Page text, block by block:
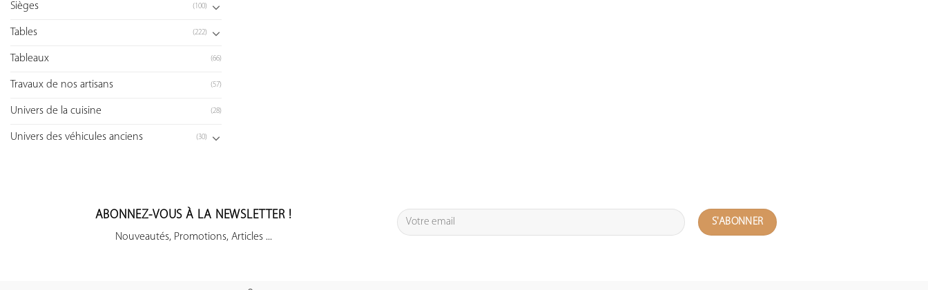
Sièges (100)
Tables (222)
Tableaux (66)
Travaux de nos artisans (57)
Univers de la cuisine (28)
Univers des véhicules anciens (30)
ABONNEZ-VOUS À LA NEWSLETTER !
Nouveautés, Promotions, Articles ...